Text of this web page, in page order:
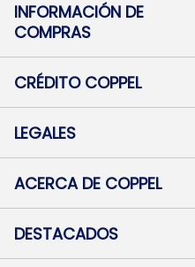
INFORMACIÓN DE
COMPRAS
Términos y condiciones
Botón de arrepentimiento
Mapa de sitio
CRÉDITO COPPEL
Solicitar Crédito
Medios de Pago
Pago Fácil Online
LEGALES
Baja contratos
Defensa al consumidor CABA
ACERCA DE COPPEL
Trabajá con Nosotros
Preguntas Frecuentes
DESTACADOS